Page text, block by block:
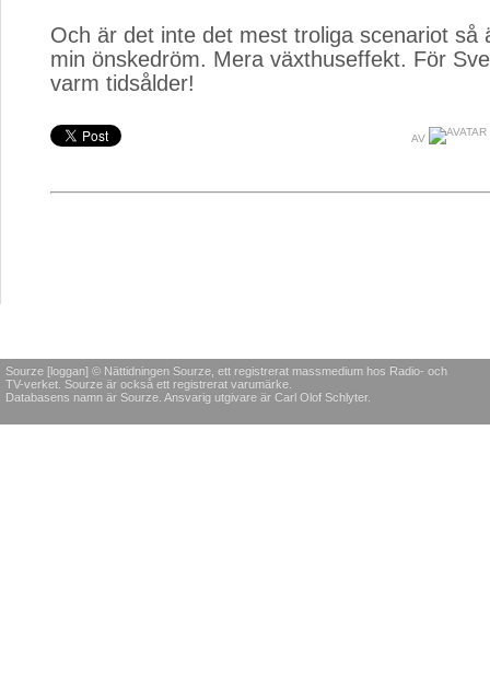
Och är det inte det mest troliga scenariot så
min önskedröm. Mera växthuseffekt. För
varm tidsålder!
AV
Sourze [loggan] © Nättidningen Sourze, ett registrerat massmedium hos Radio- och
TV-verket. Sourze är också ett registrerat varumärke.
Databasens namn är Sourze. Ansvarig utgivare är Carl Olof Schlyter.